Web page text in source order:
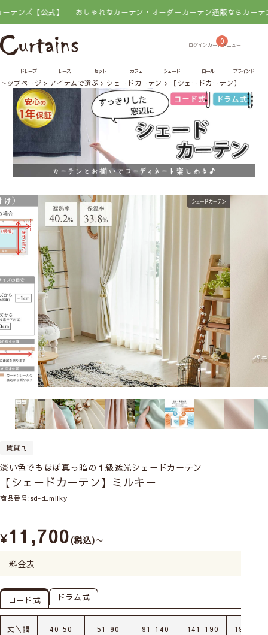
式】 おしゃれなカーテン・オーダーカーテン通販ならカーテンズ【公式】
0
ドレープ レース セット カフェ シェード ロール ブラインド
トップページ アイテムで選ぶ シェードカーテン 【シェードカーテン】ミルキー
賃貸可
淡い色でもほぼ真っ暗の１級遮光シェードカーテン
【シェードカーテン】ミルキー
商品番号 sd-d_milky
¥11,700 税込 〜
料金表
コード式 ドラム式
丈＼幅 40-50 51-90 91-140 141-190 191-240